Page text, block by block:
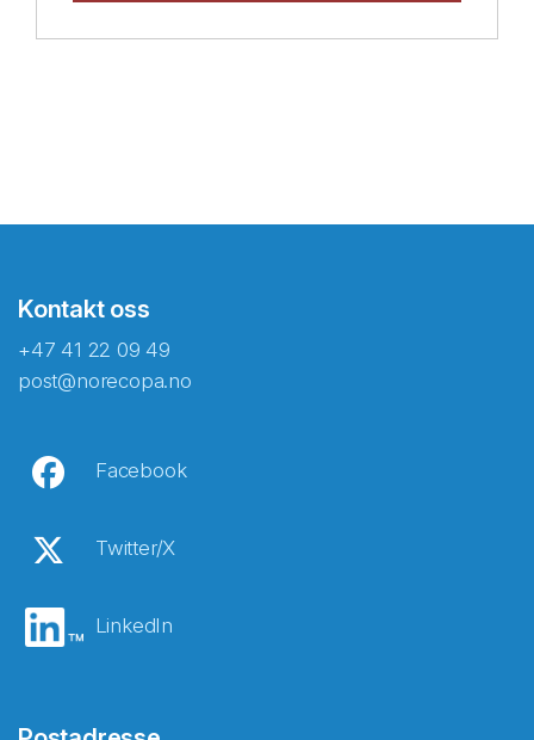
Kontakt oss
+47 41 22 09 49
post@norecopa.no
Facebook
Twitter/X
LinkedIn